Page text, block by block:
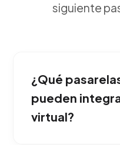
siguiente
¿Qué
pueden
virtual?